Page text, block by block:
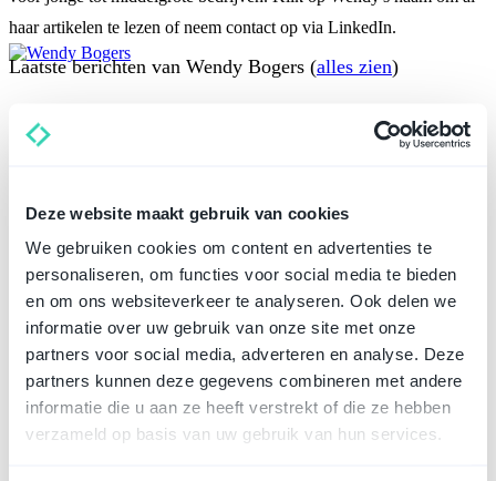
Deze website maakt gebruik van cookies
We gebruiken cookies om content en advertenties te
personaliseren, om functies voor social media te bieden
en om ons websiteverkeer te analyseren. Ook delen we
informatie over uw gebruik van onze site met onze
partners voor social media, adverteren en analyse. Deze
partners kunnen deze gegevens combineren met andere
informatie die u aan ze heeft verstrekt of die ze hebben
verzameld op basis van uw gebruik van hun services.
haar artikelen te lezen of neem contact op via LinkedIn.
Laatste berichten van Wendy Bogers (alles zien)
- april 14, 2026
werknemers schadeplichtig?
- april 14, 2026
Veel gestelde vragen
Wat zijn de voordelen van een BV oprichten met
2 personen?
Wat zijn de nadelen van een BV oprichten met 2
personen?
Hoe verdeel je de aandelen en zeggenschap in een
BV?